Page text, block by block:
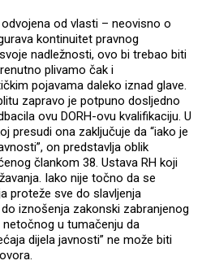
od vlasti – neovisno o
kontinuitet pravnog
nadležnosti, ovo bi trebao biti
plivamo čak i
pojavama daleko iznad glave.
zapravo je potpuno dosljedno
ovu DORH-ovu kvalifikaciju. U
presudi ona zaključuje da “iako je
on predstavlja oblik
člankom 38. Ustava RH koji
Iako nije točno da se
proteže sve do slavljenja
iznošenja zakonski zabranjenog
u tumačenju da
dijela javnosti” ne može biti